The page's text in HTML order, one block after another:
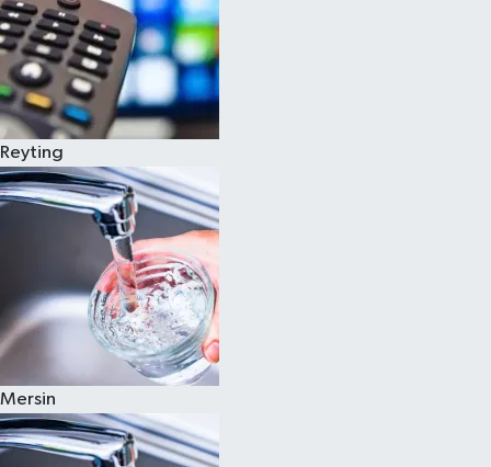
Reyting
Mersin